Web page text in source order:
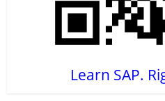
Learn SAP.